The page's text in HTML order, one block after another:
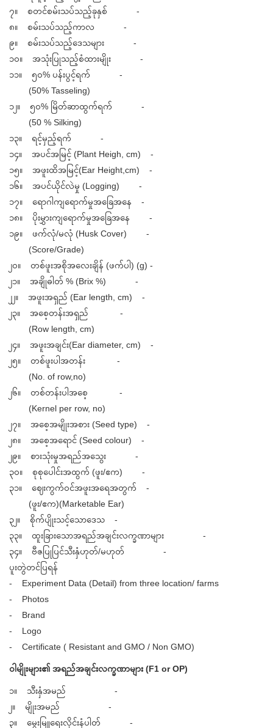
၇။ စတင်စမ်းသပ်သည့်ခုနှစ် -
၈။ စမ်းသပ်သည့်ကာလ -
၉။ စမ်းသပ်သည့်ဒေသများ -
၁၀။ အသုံးပြုသည့်စံထားမျိုး -
၁၁။ ၅၀% ပန်းပွင့်ရက် -
(50% Tasseling)
၁၂။ ၅၀% မြိတ်ဆာထွက်ရက် -
(50 % Silking)
၁၃။ ရင့်မှည့်ရက် -
၁၄။ အပင်အမြင့် (Plant Heigh, cm) -
၁၅။ အဖူးထိအမြင့်(Ear Height,cm) -
၁၆။ အပင်ယိုင်လဲမှု (Logging) -
၁၇။ ရောဂါကျရောက်မှုအခြေအနေ -
၁၈။ ပိုးမွှားကျရောက်မှုအခြေအနေ -
၁၉။ ဖက်လုံ/မလုံ (Husk Cover) -
(Score/Grade)
၂၀။ တစ်ဖူးအစိုအလေးချိန် (ဖက်ပါ) (g) -
၂၁။ အချိုဓါတ် % (Brix %) -
၂၂။ အဖူးအရှည် (Ear length, cm) -
၂၃။ အစေ့တန်းအရှည် -
(Row length, cm)
၂၄။ အဖူးအချင်း(Ear diameter, cm) -
၂၅။ တစ်ဖူးပါအတန်း -
(No. of row,no)
၂၆။ တစ်တန်းပါအစေ့ -
(Kernel per row, no)
၂၇။ အစေ့အမျိုးအစား (Seed type) -
၂၈။ အစေ့အရောင် (Seed colour) -
၂၉။ စားသုံးမှုအရည်အသွေး -
၃၀။ စုစုပေါင်းအထွက် (ဖူး/ဧက) -
၃၁။ ဈေးကွက်ဝင်အဖူးအရေအတွက် -
(ဖူး/ဧက)(Marketable Ear)
၃၂။ စိုက်ပျိုးသင့်သောဒေသ -
၃၃။ ထူးခြားသောအရည်အချင်းလက္ခဏာများ -
၃၄။ ဗီဇပြုပြင်သီးနှံဟုတ်/မဟုတ် -
ပူးတွဲတင်ပြရန်
- Experiment Data (Detail) from three location/ farms
- Photos
- Brand
- Logo
- Certificate ( Resistant and GMO / Non GMO)
ဝါမျိုးများ၏ အရည်အချင်းလက္ခဏာများ (F1 or OP)
၁။ သီးနှံအမည် -
၂။ မျိုးအမည် -
၃။ မွေးမြူရေးလိုင်းနံပါတ် -